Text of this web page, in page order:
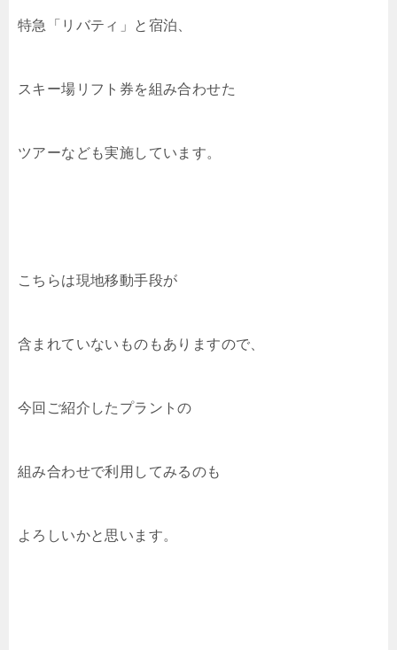
特急「リバティ」と宿泊、
スキー場リフト券を組み合わせた
ツアーなども実施しています。
こちらは現地移動手段が
含まれていないものもありますので、
今回ご紹介したプラントの
組み合わせで利用してみるのも
よろしいかと思います。